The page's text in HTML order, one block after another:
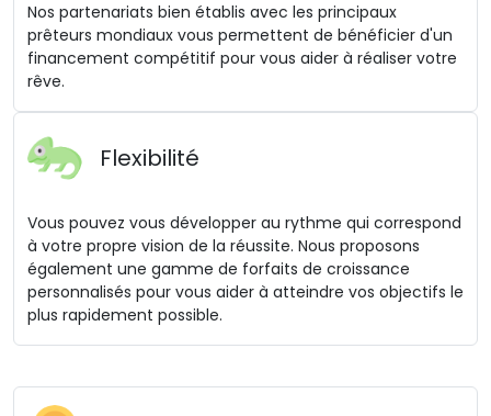
Nos partenariats bien établis avec les principaux
prêteurs mondiaux vous permettent de bénéficier d'un
financement compétitif pour vous aider à réaliser votre
rêve.
Flexibilité
Vous pouvez vous développer au rythme qui correspond
à votre propre vision de la réussite. Nous proposons
également une gamme de forfaits de croissance
personnalisés pour vous aider à atteindre vos objectifs le
plus rapidement possible.